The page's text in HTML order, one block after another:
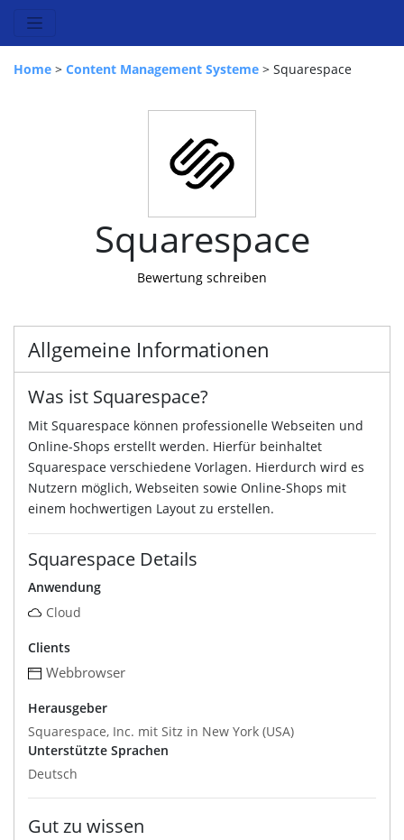
Home > Content Management Systeme > Squarespace
Squarespace
Bewertung schreiben
Allgemeine Informationen
Was ist Squarespace?
Mit Squarespace können professionelle Webseiten und
Online-Shops erstellt werden. Hierfür beinhaltet
Squarespace verschiedene Vorlagen. Hierdurch wird es
Nutzern möglich, Webseiten sowie Online-Shops mit
einem hochwertigen Layout zu erstellen.
Squarespace Details
Anwendung
Cloud
Clients
Webbrowser
Herausgeber
Squarespace, Inc. mit Sitz in New York (USA)
Unterstützte Sprachen
Deutsch
Gut zu wissen